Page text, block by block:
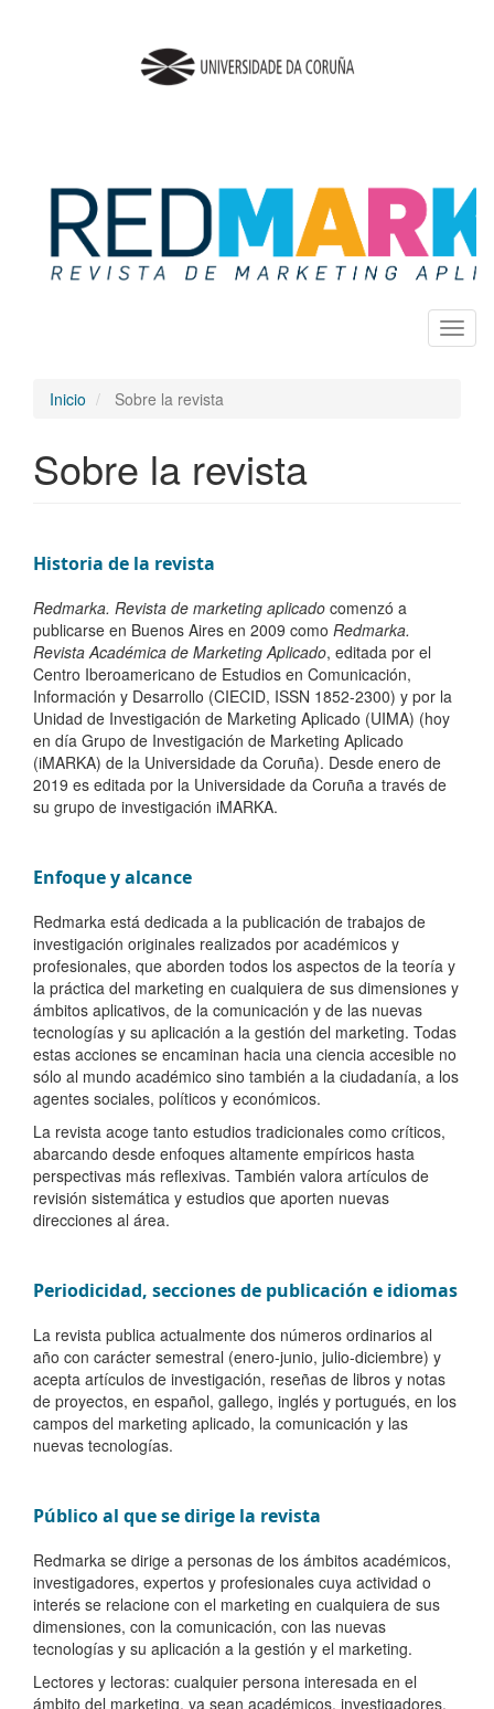
principal
Contenido
principal
Barra
lateral
Inicio Sobre la revista
Sobre la revista
Historia de la revista
Redmarka. Revista de marketing aplicado comenzó a
publicarse en Buenos Aires en 2009 como Redmarka.
Revista Académica de Marketing Aplicado, editada por el
Centro Iberoamericano de Estudios en Comunicación,
Información y Desarrollo (CIECID, ISSN 1852-2300) y por la
Unidad de Investigación de Marketing Aplicado (UIMA) (hoy
en día Grupo de Investigación de Marketing Aplicado
(iMARKA) de la Universidade da Coruña). Desde enero de
2019 es editada por la Universidade da Coruña a través de
su grupo de investigación iMARKA.
Enfoque y alcance
Redmarka está dedicada a la publicación de trabajos de
investigación originales realizados por académicos y
profesionales, que aborden todos los aspectos de la teoría y
la práctica del marketing en cualquiera de sus dimensiones y
ámbitos aplicativos, de la comunicación y de las nuevas
tecnologías y su aplicación a la gestión del marketing. Todas
estas acciones se encaminan hacia una ciencia accesible no
sólo al mundo académico sino también a la ciudadanía, a los
agentes sociales, políticos y económicos.
La revista acoge tanto estudios tradicionales como críticos,
abarcando desde enfoques altamente empíricos hasta
perspectivas más reflexivas. También valora artículos de
revisión sistemática y estudios que aporten nuevas
direcciones al área.
Periodicidad, secciones de publicación e idiomas
La revista publica actualmente dos números ordinarios al
año con carácter semestral (enero-junio, julio-diciembre) y
acepta artículos de investigación, reseñas de libros y notas
de proyectos, en español, gallego, inglés y portugués, en los
campos del marketing aplicado, la comunicación y las
nuevas tecnologías.
Público al que se dirige la revista
Redmarka se dirige a personas de los ámbitos académicos,
investigadores, expertos y profesionales cuya actividad o
interés se relacione con el marketing en cualquiera de sus
dimensiones, con la comunicación, con las nuevas
tecnologías y su aplicación a la gestión y el marketing.
Lectores y lectoras: cualquier persona interesada en el
ámbito del marketing, ya sean académicos, investigadores,